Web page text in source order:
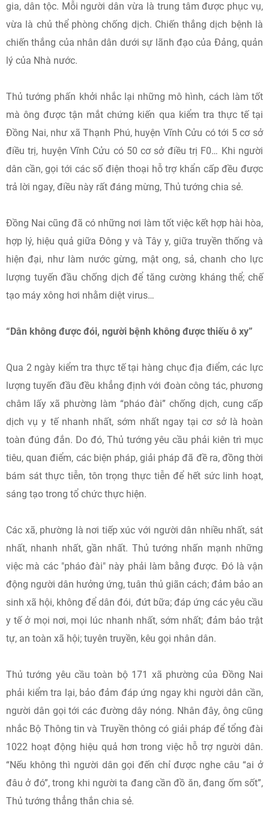
gia, dân tộc. Mỗi người dân vừa là trung tâm được phục vụ,
vừa là chủ thể phòng chống dịch. Chiến thắng dịch bệnh là
chiến thắng của nhân dân dưới sự lãnh đạo của Đảng, quản
lý của Nhà nước.
Thủ tướng phấn khởi nhắc lại những mô hình, cách làm tốt
mà ông được tận mắt chứng kiến qua kiểm tra thực tế tại
Đồng Nai, như xã Thạnh Phú, huyện Vĩnh Cửu có tới 5 cơ sở
điều trị, huyện Vĩnh Cửu có 50 cơ sở điều trị F0… Khi người
dân cần, gọi tới các số điện thoại hỗ trợ khẩn cấp đều được
trả lời ngay, điều này rất đáng mừng, Thủ tướng chia sẻ.
Đồng Nai cũng đã có những nơi làm tốt việc kết hợp hài hòa,
hợp lý, hiệu quả giữa Đông y và Tây y, giữa truyền thống và
hiện đại, như làm nước gừng, mật ong, sả, chanh cho lực
lượng tuyến đầu chống dịch để tăng cường kháng thể; chế
tạo máy xông hơi nhằm diệt virus…
“Dân không được đói, người bệnh không được thiếu ô xy”
Qua 2 ngày kiểm tra thực tế tại hàng chục địa điểm, các lực
lượng tuyến đầu đều khẳng định với đoàn công tác, phương
châm lấy xã phường làm “pháo đài” chống dịch, cung cấp
dịch vụ y tế nhanh nhất, sớm nhất ngay tại cơ sở là hoàn
toàn đúng đắn. Do đó, Thủ tướng yêu cầu phải kiên trì mục
tiêu, quan điểm, các biện pháp, giải pháp đã đề ra, đồng thời
bám sát thực tiễn, tôn trọng thực tiễn để hết sức linh hoạt,
sáng tạo trong tổ chức thực hiện.
Các xã, phường là nơi tiếp xúc với người dân nhiều nhất, sát
nhất, nhanh nhất, gần nhất. Thủ tướng nhấn mạnh những
việc mà các "pháo đài" này phải làm bằng được. Đó là vận
động người dân hưởng ứng, tuân thủ giãn cách; đảm bảo an
sinh xã hội, không để dân đói, đứt bữa; đáp ứng các yêu cầu
y tế ở mọi nơi, mọi lúc nhanh nhất, sớm nhất; đảm bảo trật
tự, an toàn xã hội; tuyên truyền, kêu gọi nhân dân.
Thủ tướng yêu cầu toàn bộ 171 xã phường của Đồng Nai
phải kiểm tra lại, bảo đảm đáp ứng ngay khi người dân cần,
người dân gọi tới các đường dây nóng. Nhân đây, ông cũng
nhắc Bộ Thông tin và Truyền thông có giải pháp để tổng đài
1022 hoạt động hiệu quả hơn trong việc hỗ trợ người dân.
“Nếu không thì người dân gọi đến chỉ được nghe câu “ai ở
đâu ở đó”, trong khi người ta đang cần đồ ăn, đang ốm sốt”,
Thủ tướng thẳng thắn chia sẻ.